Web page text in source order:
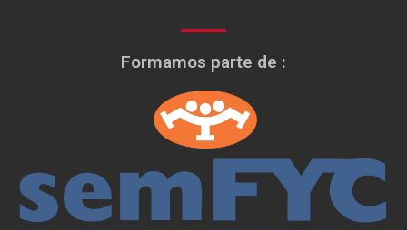
Formamos parte de :